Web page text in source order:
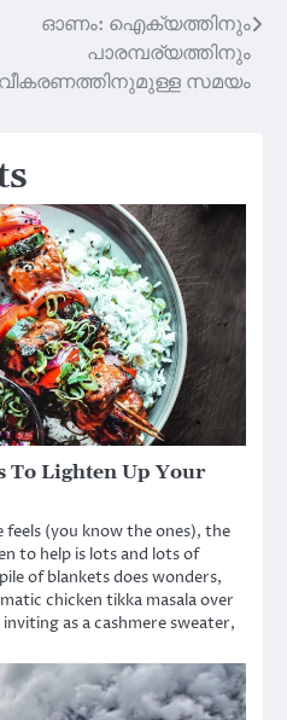
ഓണം: ഐക്യത്തിനും
പാരമ്പര്യത്തിനും
സമയം
To Lighten Up Your
(you know the ones), the
to help is lots and lots of
of blankets does wonders,
chicken tikka masala over
as a cashmere sweater,